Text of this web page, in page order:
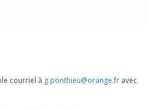
cour­riel à g.​ponthieu@​orange.​fr avec